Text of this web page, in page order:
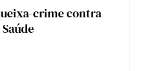
crime contra